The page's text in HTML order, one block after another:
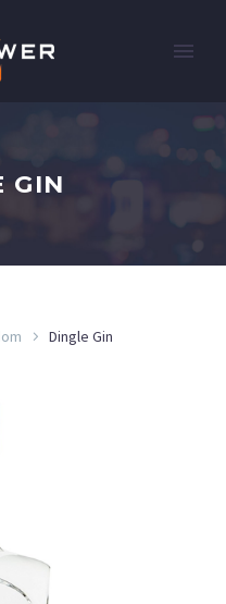
GIN
Dingle Gin